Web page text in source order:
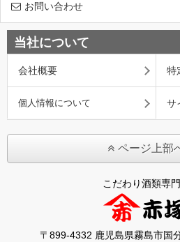
お問い合わせ
当社について
会社概要 特
個人情報について サ
ページ上部
こだわり酒類専
〒899-4332 鹿児島県霧島市国